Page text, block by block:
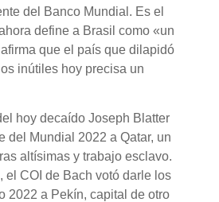
del Banco Mundial. Es el
define a Brasil como «un
que el país que dilapidó
inútiles hoy precisa un
hoy decaído Joseph Blatter
del Mundial 2022 a Qatar, un
altísimas y trabajo esclavo.
el COI de Bach votó darle los
2022 a Pekín, capital de otro